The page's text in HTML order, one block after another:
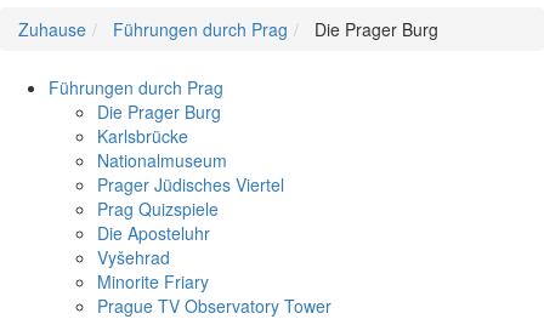
Zuhause Führungen durch Prag Die Prager Burg
Führungen durch Prag
Die Prager Burg
Karlsbrücke
Nationalmuseum
Prager Jüdisches Viertel
Prag Quizspiele
Die Aposteluhr
Vyšehrad
Minorite Friary
Prague TV Observatory Tower